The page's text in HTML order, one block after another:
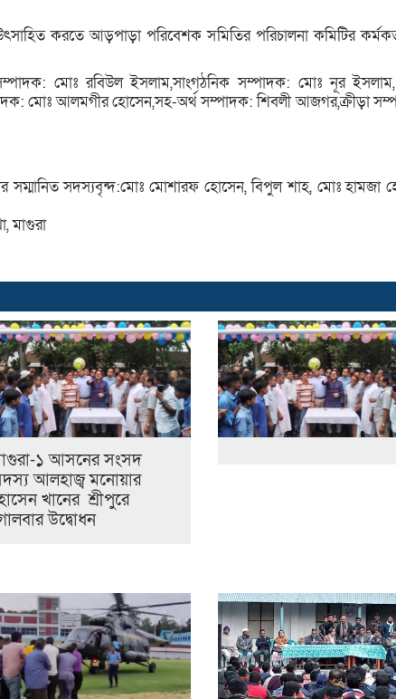
করতে আড়পাড়া পরিবেশক সমিতির পরিচালনা কমিটির
মোঃ রবিউল ইসলাম,সাংগঠনিক সম্পাদক: মোঃ নূর
মোঃ আলমগীর হোসেন,সহ-অর্থ সম্পাদক: শিবলী আজগর,ক্রীড়া
সম্মানিত সদস্যবৃন্দ:মোঃ মোশারফ হোসেন, বিপুল শাহ, মোঃ হামজা
মাগুরা
১ আসনের সংসদ
আলহাজ্ব মনোয়ার
খানের শ্রীপুরে
উদ্বোধন